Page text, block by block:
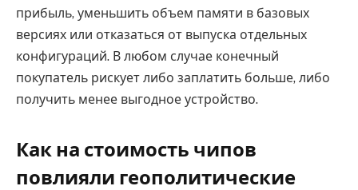
прибыль, уменьшить объем памяти в базовых
версиях или отказаться от выпуска отдельных
конфигураций. В любом случае конечный
покупатель рискует либо заплатить больше, либо
получить менее выгодное устройство.
Как на стоимость чипов
повлияли геополитические